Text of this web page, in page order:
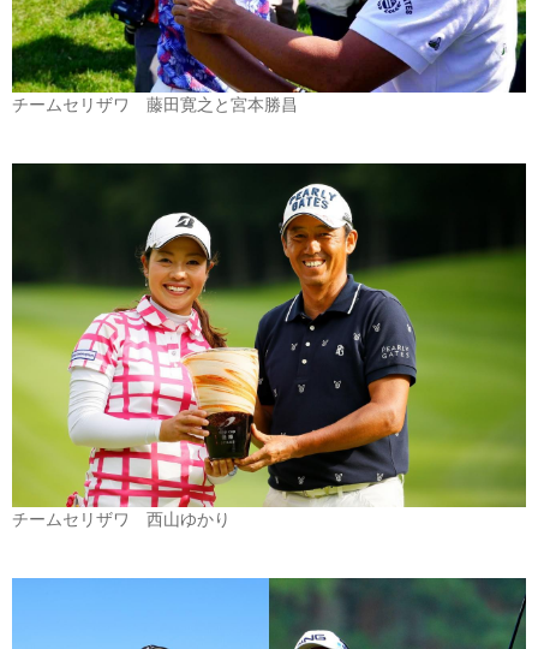
チームセリザワ 藤田寛之と宮本勝昌
チームセリザワ 西山ゆかり